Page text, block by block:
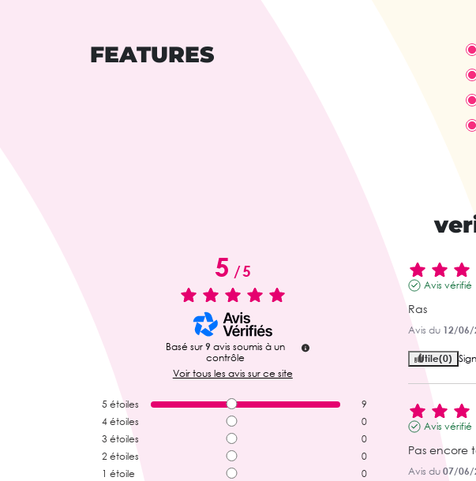
FEATURES
5/5
Basé sur9 avis soumis à un
contrôle
Voir tous les avis sur ce site
5 étoiles
9
4 étoiles
0
3 étoiles
0
2 étoiles
0
1 étoile 0
Avis vérifié
Ras
Avis du 12/06/
Utile(0)
Avis vérifié
Pas encore
Avis du 07/06/